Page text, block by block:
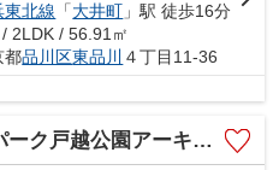
東北線 「大井町 」駅 徒歩16分
2LDK / 56.91㎡
都品川区東品川 ４丁目11-36
ク戸越公園アーキテクト